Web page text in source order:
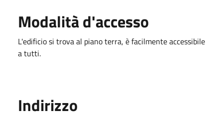
Modalità d'accesso
L'edificio si trova al piano terra, è facilmente accessibile
a tutti.
Indirizzo